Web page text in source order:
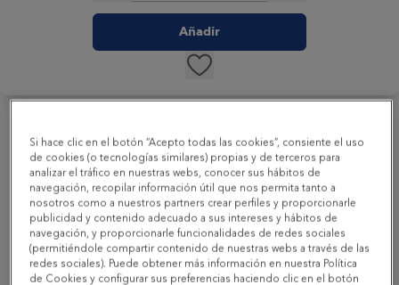
Añadir
-10%
Péptidos de colágeno sin sabor - 567g
Si hace clic en el botón “Acepto todas las cookies”, consiente el uso
de cookies (o tecnologías similares) propias y de terceros para
analizar el tráfico en nuestras webs, conocer sus hábitos de
navegación, recopilar información útil que nos permita tanto a
nosotros como a nuestros partners crear perfiles y proporcionarle
publicidad y contenido adecuado a sus intereses y hábitos de
navegación, y proporcionarle funcionalidades de redes sociales
(permitiéndole compartir contenido de nuestras webs a través de las
redes sociales). Puede obtener más información en nuestra Política
de Cookies y configurar sus preferencias haciendo clic en el botón